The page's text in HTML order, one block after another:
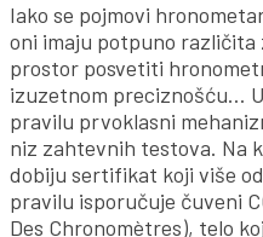
Iako se pojmovi
oni imaju potpuno različita
prostor posvetiti
izuzetnom preciznošću…
pravilu prvoklasni
niz zahtevnih testova. Na
dobiju sertifikat koji više
pravilu isporučuje čuveni
Des Chronomètres), telo